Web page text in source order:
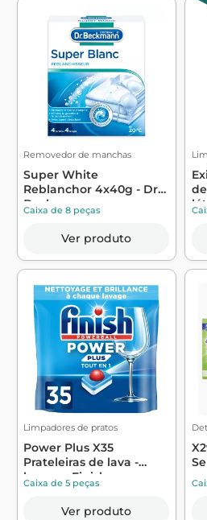
Removedor de manchas
Super White
Reblanchor 4x40g - Dr
Beckmann
Caixa de 8 peças
Ver produto
Limpadores de pratos
Power Plus X35
Prateleiras de lava -
louças - Finish
Caixa de 5 peças
Ver produto